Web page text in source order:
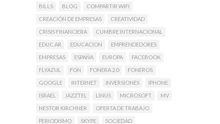
BILLS
BLOG
COMPARTIR WIFI
CREACIÓN DE EMPRESAS
CREATIVIDAD
CRISIS FINANCIERA
CUMBRE INTERNACIONAL
EDUC.AR
EDUCACION
EMPRENDEDORES
EMPRESAS
ESPAÑA EUROPA
FACEBOOK
FLYAZUL
FON FONERA 2.0
FONEROS
GOOGLE
INTERNET INVERSIONES
IPHONE
ISRAEL
JAZZTEL LINUS MICROSOFT
MV
NESTOR KIRCHNER
OFERTA DE TRABAJO
PERIODISMO
SKYPE
SOCIEDAD